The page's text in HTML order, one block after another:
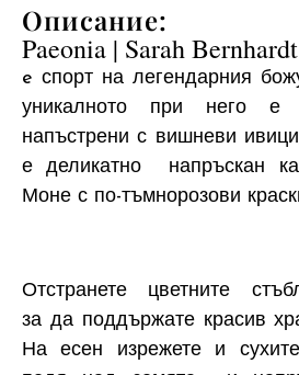
Описание:
Paeonia | Sarah
e спорт на легендарния
уникалното при него е
напъстрени с вишневи
е деликатно напръскан
Моне с по-тъмнорозови
Отстранете цветните
за да поддържате красив
На есен изрежете и